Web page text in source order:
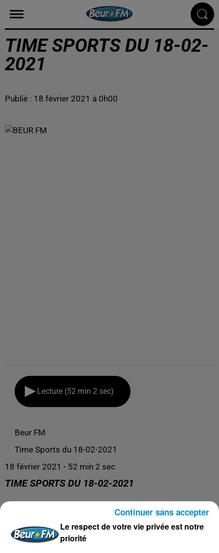
TIME SPORTS DU 18-02-
2021
Publié : 18 février 2021 à 0h00
Lecture (52 min 2 sec)
Beur FM
Time Sports du 18-02-2021
18 février 2021 - 52 min 2 sec
TIME SPORTS DU 18-02-2021
Le respect de votre vie privée est notre
priorité
Continuer sans accepter